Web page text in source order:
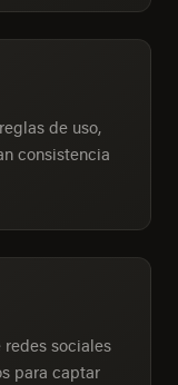
de uso,
consistencia
sociales
para captar